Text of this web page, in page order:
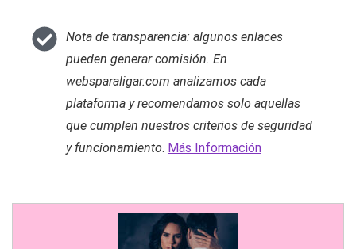
Nota de transparencia: algunos enlaces
pueden generar comisión. En
websparaligar.com analizamos cada
plataforma y recomendamos solo aquellas
que cumplen nuestros criterios de seguridad
y funcionamiento. Más Información